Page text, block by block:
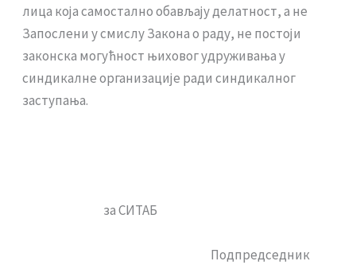
лица која самостално обављају делатност, а не
Запослени у смислу Закона о раду, не постоји
законска могућност њиховог удруживања у
синдикалне организације ради синдикалног
заступања.
за СИТАБ
Подпредседник